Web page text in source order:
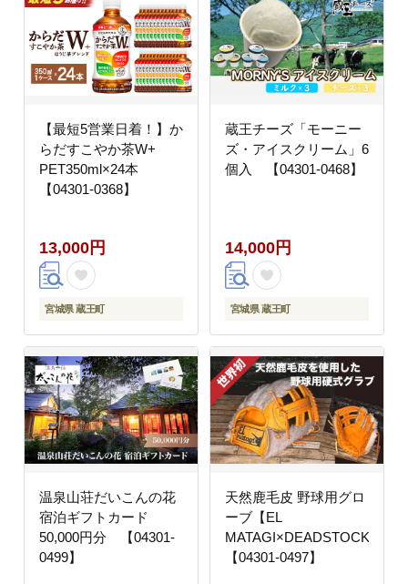
【最短5営業日着！】か
らだすこやか茶W+
PET350ml×24本
【04301-0368】
13,000円
宮城県 蔵王町
蔵王チーズ「モーニー
ズ・アイスクリーム」6
個入 【04301-0468】
14,000円
宮城県 蔵王町
温泉山荘だいこんの花
宿泊ギフトカード
50,000円分 【04301-
0499】
天然鹿毛皮 野球用グロ
ーブ【EL
MATAGI×DEADSTOCK】
【04301-0497】